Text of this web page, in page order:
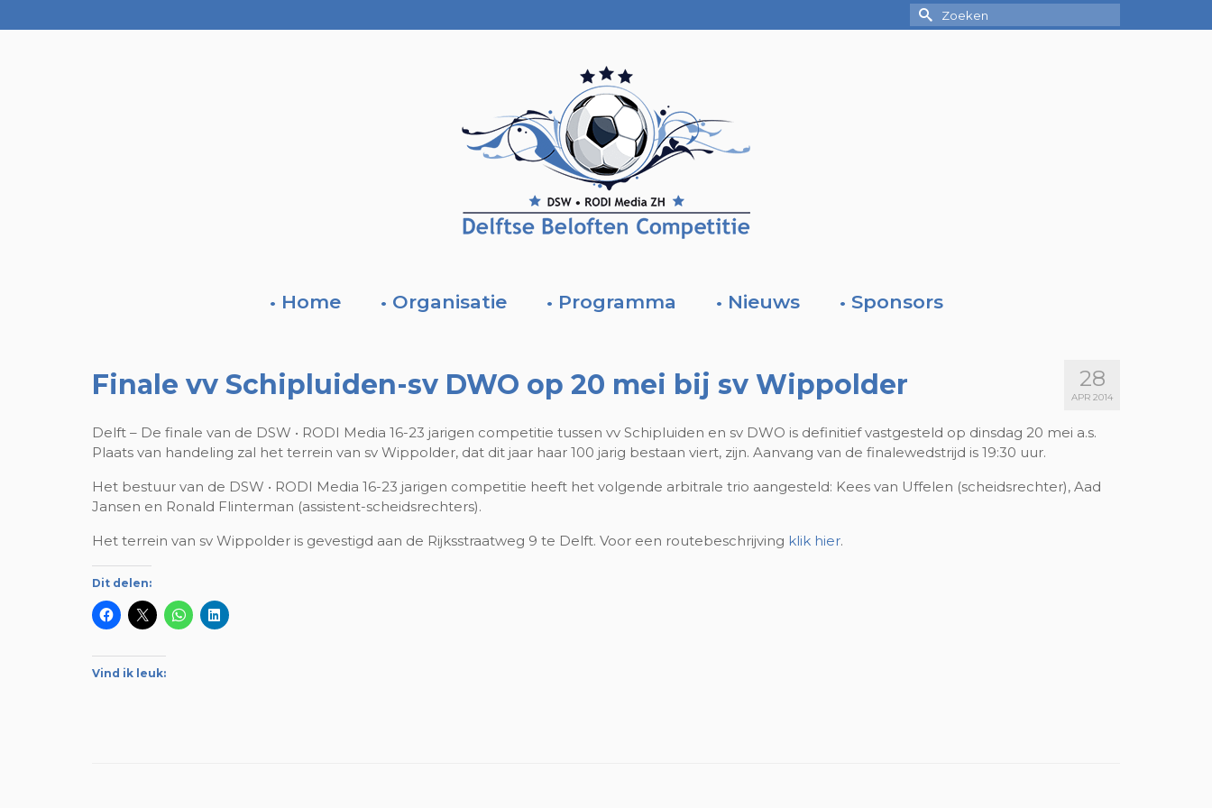
Zoek
naar:
• Home • Organisatie • Programma • Nieuws • Sponsors
28
APR 2014
Finale vv Schipluiden-sv DWO op 20 mei bij sv Wippolder
Delft – De finale van de DSW • RODI Media 16-23 jarigen competitie tussen vv Schipluiden en sv DWO is definitief vastgesteld op dinsdag 20 mei a.s.
Plaats van handeling zal het terrein van sv Wippolder, dat dit jaar haar 100 jarig bestaan viert, zijn. Aanvang van de finalewedstrijd is 19:30 uur.
Het bestuur van de DSW • RODI Media 16-23 jarigen competitie heeft het volgende arbitrale trio aangesteld: Kees van Uffelen (scheidsrechter), Aad
Jansen en Ronald Flinterman (assistent-scheidsrechters).
Het terrein van sv Wippolder is gevestigd aan de Rijksstraatweg 9 te Delft. Voor een routebeschrijving klik hier.
Dit delen:
Vind ik leuk: